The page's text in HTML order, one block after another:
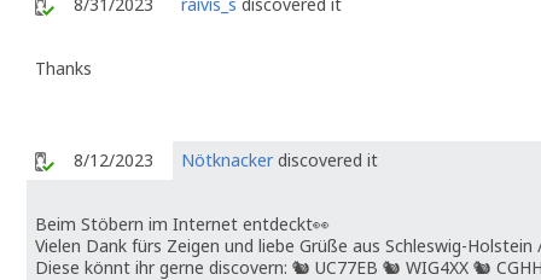
Thanks
8/12/2023 Nötknacker discovered it
Beim Stöbern im Internet entdeckt👀
Vielen Dank fürs Zeigen und liebe Grüße aus Schleswig-
Diese könnt ihr gerne discovern: 🐿 UC77EB 🐿 WIG4XX 🐿